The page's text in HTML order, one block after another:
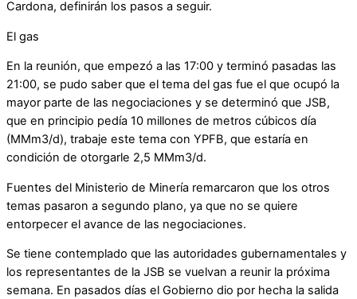
Cardona, definirán los pasos a seguir.
El gas
En la reunión, que empezó a las 17:00 y terminó pasadas las
21:00, se pudo saber que el tema del gas fue el que ocupó la
mayor parte de las negociaciones y se determinó que JSB,
que en principio pedía 10 millones de metros cúbicos día
(MMm3/d), trabaje este tema con YPFB, que estaría en
condición de otorgarle 2,5 MMm3/d.
Fuentes del Ministerio de Minería remarcaron que los otros
temas pasaron a segundo plano, ya que no se quiere
entorpecer el avance de las negociaciones.
Se tiene contemplado que las autoridades gubernamentales y
los representantes de la JSB se vuelvan a reunir la próxima
semana. En pasados días el Gobierno dio por hecha la salida